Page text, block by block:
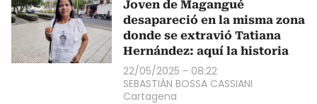
Joven de Magangué
desapareció en la misma zona
donde se extravió Tatiana
Hernández: aquí la historia
22/05/2025 - 08:22
SEBASTIÁN BOSSA CASSIANI
Cartagena